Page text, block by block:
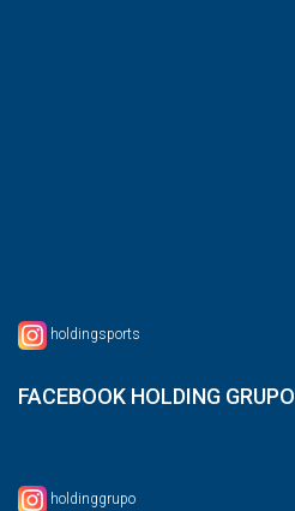
holdingsports
FACEBOOK HOLDING GRUPO
holdinggrupo